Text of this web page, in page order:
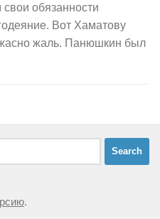
обязанности
Вот Хаматову
жаль. Панюшкин был
.